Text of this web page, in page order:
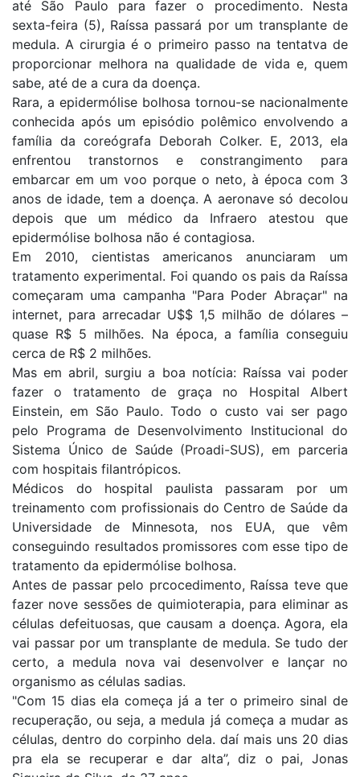
até São Paulo para fazer o procedimento. Nesta
sexta-feira (5), Raíssa passará por um transplante de
medula. A cirurgia é o primeiro passo na tentatva de
proporcionar melhora na qualidade de vida e, quem
sabe, até de a cura da doença.
Rara, a epidermólise bolhosa tornou-se nacionalmente
conhecida após um episódio polêmico envolvendo a
família da coreógrafa Deborah Colker. E, 2013, ela
enfrentou transtornos e constrangimento para
embarcar em um voo porque o neto, à época com 3
anos de idade, tem a doença. A aeronave só decolou
depois que um médico da Infraero atestou que
epidermólise bolhosa não é contagiosa.
Em 2010, cientistas americanos anunciaram um
tratamento experimental. Foi quando os pais da Raíssa
começaram uma campanha "Para Poder Abraçar" na
internet, para arrecadar U$$ 1,5 milhão de dólares –
quase R$ 5 milhões. Na época, a família conseguiu
cerca de R$ 2 milhões.
Mas em abril, surgiu a boa notícia: Raíssa vai poder
fazer o tratamento de graça no Hospital Albert
Einstein, em São Paulo. Todo o custo vai ser pago
pelo Programa de Desenvolvimento Institucional do
Sistema Único de Saúde (Proadi-SUS), em parceria
com hospitais filantrópicos.
Médicos do hospital paulista passaram por um
treinamento com profissionais do Centro de Saúde da
Universidade de Minnesota, nos EUA, que vêm
conseguindo resultados promissores com esse tipo de
tratamento da epidermólise bolhosa.
Antes de passar pelo prcocedimento, Raíssa teve que
fazer nove sessões de quimioterapia, para eliminar as
células defeituosas, que causam a doença. Agora, ela
vai passar por um transplante de medula. Se tudo der
certo, a medula nova vai desenvolver e lançar no
organismo as células sadias.
"Com 15 dias ela começa já a ter o primeiro sinal de
recuperação, ou seja, a medula já começa a mudar as
células, dentro do corpinho dela. daí mais uns 20 dias
pra ela se recuperar e dar alta”, diz o pai, Jonas